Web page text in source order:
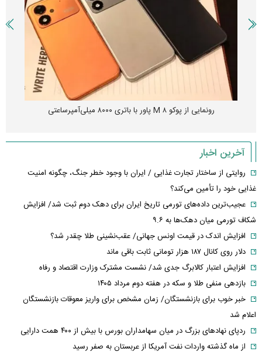
رونمایی از پوکو M ۸ پاور با باتری ۸۰۰۰ میلی‌آمپرساعتی
آخرین اخبار
روایتی از ساختار تجارت غذایی / ایران با وجود خطر جنگ، چگونه امنیت
غذایی خود را تأمین می‌کند؟
عجیب‌ترین داده‌های تورمی تاریخ ایران برای دهک دوم ثبت شد/ افزایش
شکاف تورمی میان دهک‌ها به ۹.۶
افزایش اندک در قیمت اونس جهانی/ عقب‌نشینی طلا چقدر شد؟
دلار روی کانال ۱۸۷ هزار تومانی ثابت باقی ماند
افزایش اعتبار کالابرگ جدی شد/ نشست مشترک وزارت اقتصاد و رفاه
بازدهی منفی طلا و سکه در هفته دوم مرداد ۱۴۰۵
خبر خوب برای بازنشستگان/ زمان مشخص برای واریز معوقات بازنشستگان
اعلام شد
ردپای نهاد‌های بزرگ در میان سهامداران بورس با بیش از ۴۰۰ همت دارایی
از ماه گذشته واردات نفت آمریکا از عربستان به صفر رسید